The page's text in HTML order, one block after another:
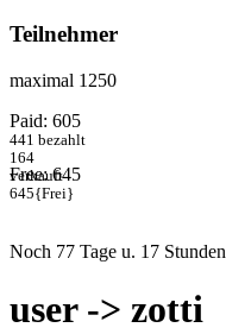
Teilnehmer
maximal 1250
Paid: 605
441 bezahlt
164
verkauft
Free: 645
645{Frei}
Noch 77 Tage u. 17 Stunden
user -> zotti